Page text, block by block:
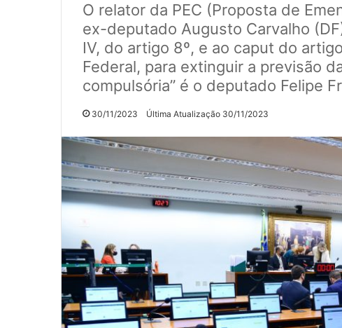
O relator da PEC (Proposta de
ex-deputado Augusto Carvalho
IV, do artigo 8º, e ao caput do
Federal, para extinguir a previsão
compulsória” é o deputado Felipe
30/11/2023 Última Atualização 30/11/2023